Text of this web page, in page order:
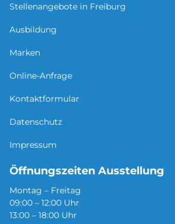
Stellenangebote in Freiburg
Ausbildung
Marken
Online-Anfrage
Kontaktformular
Datenschutz
Impressum
Öffnungszeiten Ausstellung
Montag – Freitag
09:00 – 12:00 Uhr
13:00 – 18:00 Uhr